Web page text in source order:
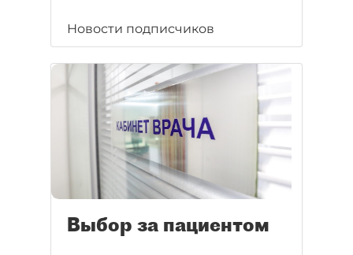
Новости подписчиков
Выбор за пациентом